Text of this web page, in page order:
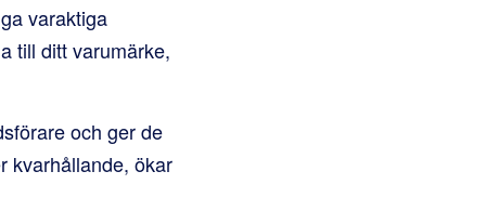
varaktiga
till ditt varumärke,
och ger de
kvarhållande, ökar